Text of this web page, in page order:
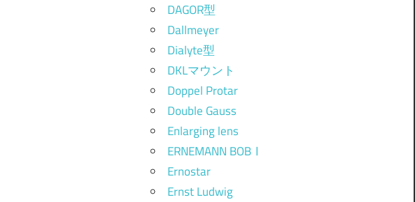
DAGOR型
Dallmeyer
Dialyte型
DKLマウント
Doppel Protar
Double Gauss
Enlarging lens
ERNEMANN BOBⅠ
Ernostar
Ernst Ludwig